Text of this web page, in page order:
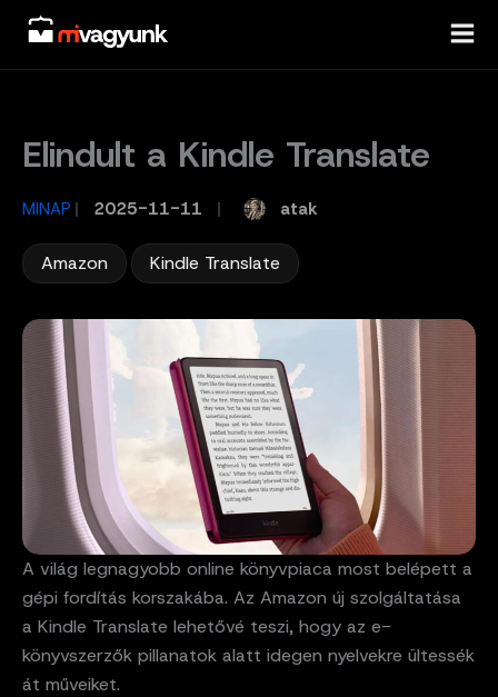
Skip
content
Elindult a Kindle Translate
MINAP / 2025-11-11 atak
Amazon Kindle Translate
A világ legnagyobb online könyvpiaca most belépett a
gépi fordítás korszakába. Az Amazon új szolgáltatása
a Kindle Translate lehetővé teszi, hogy az e-
könyvszerzők pillanatok alatt idegen nyelvekre ültessék
át műveiket.